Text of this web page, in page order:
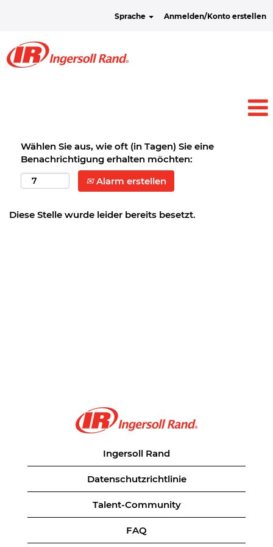
Sprache Anmelden/Konto erstellen
Wählen Sie aus, wie oft (in Tagen) Sie eine
Benachrichtigung erhalten möchten:
Alarm erstellen
Diese Stelle wurde leider bereits besetzt.
Ingersoll Rand
Datenschutzrichtlinie
Talent-Community
FAQ